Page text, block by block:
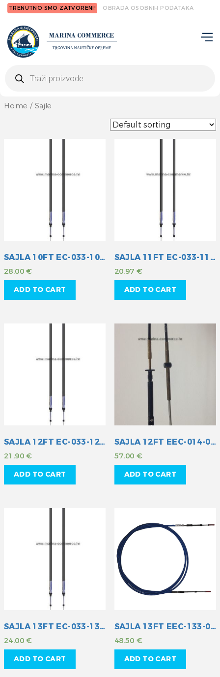
TRENUTNO SMO ZATVORENI! OBRADA OSOBNIH PODATAKA
search
Home / Sajle
SAJLA 10FT EC-033-10 MULT
28,00€
ADD TO CART
SAJLA 11FT EC-033-11 MULT
20,97€
ADD TO CART
SAJLA 12FT EC-033-12 MULT
21,90€
ADD TO CART
SAJLA 12FT EEC-014-012
57,00€
ADD TO CART
SAJLA 13FT EC-033-13 MULT
24,00€
ADD TO CART
SAJLA 13FT EEC-133-013
48,50€
ADD TO CART